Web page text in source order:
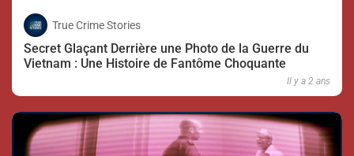
True Crime Stories
Secret Glaçant Derrière une Photo de la Guerre du
Vietnam : Une Histoire de Fantôme Choquante
Il y a 2 ans